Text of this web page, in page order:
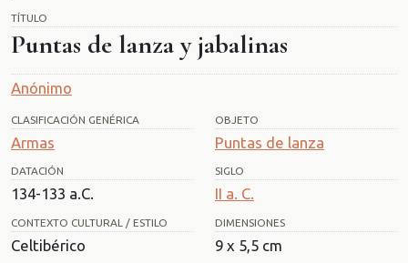
TÍTULO
Puntas de lanza y jabalinas
Anónimo
CLASIFICACIÓN GENÉRICA
Armas
OBJETO
Puntas de lanza
DATACIÓN
134-133 a.C.
SIGLO
II a. C.
CONTEXTO CULTURAL / ESTILO
Celtibérico
DIMENSIONES
9 x 5,5 cm